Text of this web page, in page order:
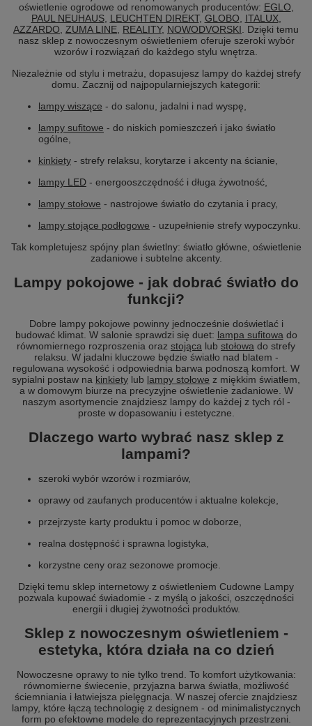
oświetlenie ogrodowe od renomowanych producentów: EGLO
PAUL NEUHAUS, LEUCHTEN DIREKT, GLOBO ITALUX,
AZZARDO
ZUMA LINE REALITY, NOWODVORSKI . Dzięki temu
nasz sklep z nowoczesnym oświetleniem oferuje szeroki wybór
wzorów i rozwiązań do każdego stylu wnętrza.
Niezależnie od stylu i metrażu, dopasujesz lampy do każdej strefy
domu. Zacznij od najpopularniejszych kategorii:
lampy wiszące - do salonu, jadalni i nad wyspę,
lampy sufitowe - do niskich pomieszczeń i jako światło
ogólne,
kinkiety - strefy relaksu, korytarze i akcenty na ścianie,
lampy LED - energooszczędność i długa żywotność,
lampy stołowe - nastrojowe światło do czytania i pracy,
lampy stojące podłogowe - uzupełnienie strefy wypoczynku.
Tak kompletujesz spójny plan świetlny: światło główne, oświetlenie
zadaniowe i subtelne akcenty.
Lampy pokojowe - jak dobrać światło do
funkcji?
Dobre lampy pokojowe powinny jednocześnie doświetlać i
budować klimat. W salonie sprawdzi się duet: lampa sufitowa do
równomiernego rozproszenia oraz stojąca lub stołowa do strefy
relaksu. W jadalni kluczowe będzie światło nad blatem -
regulowana wysokość i odpowiednia barwa podnoszą komfort. W
sypialni postaw na kinkiety lub lampy stołowe z miękkim światłem,
a w domowym biurze na precyzyjne oświetlenie zadaniowe. W
naszym asortymencie znajdziesz lampy do każdej z tych ról -
proste w dopasowaniu i estetyczne.
Dlaczego warto wybrać nasz sklep z
lampami?
szeroki wybór wzorów i rozmiarów,
oprawy od zaufanych producentów i aktualne kolekcje,
przejrzyste karty produktu i pomoc w doborze,
realna dostępność i sprawna logistyka,
korzystne ceny oraz sezonowe promocje.
Dzięki temu sklep internetowy z oświetleniem Cudowne Lampy
pozwala kupować świadomie - z myślą o jakości, oszczędności
energii i długiej żywotności produktów.
Sklep z nowoczesnym oświetleniem -
estetyka, która działa na co dzień
Nowoczesne oprawy to nie tylko trend. To komfort użytkowania:
równomierne świecenie, przyjazna barwa światła, możliwość
ściemniania i łatwiejsza pielęgnacja. W naszej ofercie znajdziesz
lampy, które łączą technologię z designem - od minimalistycznych
form po efektowne modele do reprezentacyjnych przestrzeni.